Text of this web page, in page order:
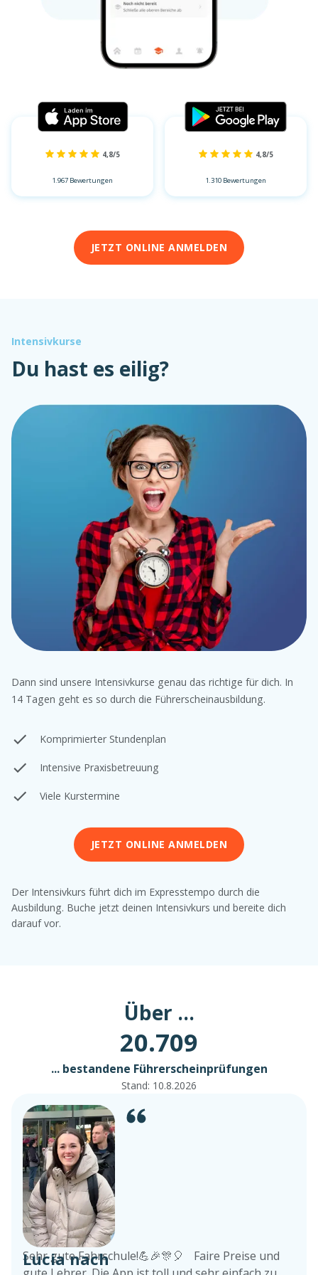
4,8/5
1.967 Bewertungen
4,8/5
1.310 Bewertungen
JETZT ONLINE ANMELDEN
Intensivkurse
Du hast es eilig?
Dann sind unsere Intensivkurse genau das richtige für dich. In
14 Tagen geht es so durch die Führerscheinausbildung.
Komprimierter Stundenplan
Intensive Praxisbetreuung
Viele Kurstermine
JETZT ONLINE ANMELDEN
Der Intensivkurs führt dich im Expresstempo durch die
Ausbildung. Buche jetzt deinen Intensivkurs und bereite dich
darauf vor.
Über ...
20.709
... bestandene Führerscheinprüfungen
Stand: 10.8.2026
Lucia nach
Sehr gute Fahrschule!💪🎉🎊🎈 Faire Preise und